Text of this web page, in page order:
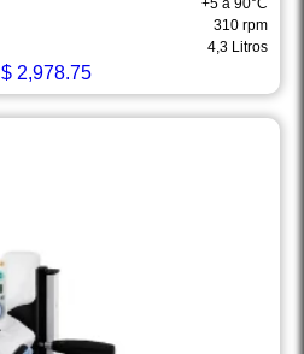
+5 a 90°C
310 rpm
4,3 Litros
$2,978.75